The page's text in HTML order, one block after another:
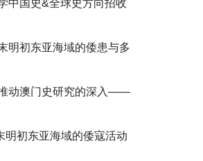
中国史&全球史方向招收
明初东亚海域的倭患与多
动澳门史研究的深入——
明初东亚海域的倭寇活动